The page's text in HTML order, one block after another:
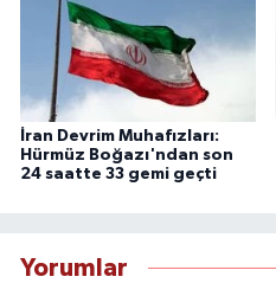
İran Devrim Muhafızları:
Hürmüz Boğazı'ndan son
24 saatte 33 gemi geçti
Yorumlar